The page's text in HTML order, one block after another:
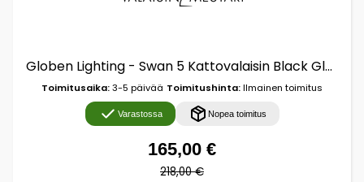
Globen Lighting - Swan 5 Kattovalaisin Black Globen Lighting
Toimitusaika:3-5 päivää Toimitushinta:Ilmainen toimitus
Varastossa Nopea toimitus
165,00 €
218,00 €